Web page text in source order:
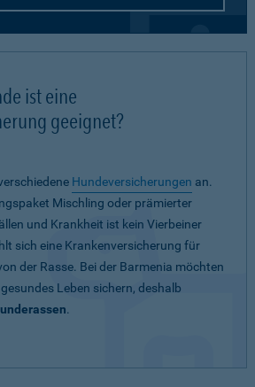
ist eine
geeignet?
Hundeversicherungen an.
Mischling oder prämierter
und Krankheit ist kein Vierbeiner
sich eine Krankenversicherung für
der Rasse. Bei der Barmenia möchten
Leben sichern, deshalb
.